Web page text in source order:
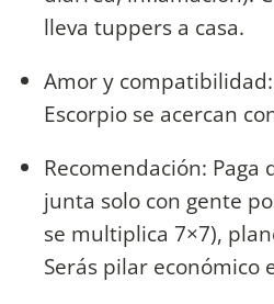
lleva tuppers a casa.
Amor y
Escorpio se acercan
Recomendación:
junta solo con gente
se multiplica 7×7),
Serás pilar económico